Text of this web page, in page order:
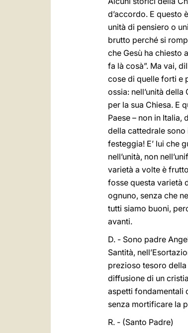
d’accordo. E questo
unità di pensiero o
brutto perché si
che Gesù ha chiesto
fa là cosà”. Ma vai,
cose di quelle forti e
ossia: nell’unità
per la sua Chiesa. E
Paese – non in Italia,
della cattedrale
festeggia! E’ lui che
nell’unità, non
varietà a volte è
fosse questa varietà
ognuno, senza che
tutti siamo buoni,
avanti.
D. - Sono padre
Santità,
prezioso tesoro
diffusione di un
aspetti fondamentali
senza mortificare la
R. - (Santo Padre)